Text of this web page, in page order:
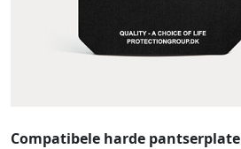
Compatibele harde